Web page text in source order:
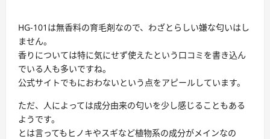
HG-101は無香料の育毛剤なので、わざとらしい嫌な匂いはし
ません。
香りについては特に気にせず使えたという口コミを書き込ん
でいる人も多いですね。
公式サイトでもにおわないという点をアピールしています。
ただ、人によっては成分由来の匂いを少し感じることもある
ようです。
とは言ってもヒノキやスギなど植物系の成分がメインなの